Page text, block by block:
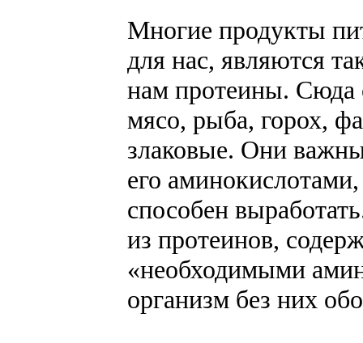
Многие продукты
для нас, являются
нам протеины. Сюда
мясо, рыба, горох,
злаковые. Они
его
способен
из протеинов,
«необходимыми
организм без них